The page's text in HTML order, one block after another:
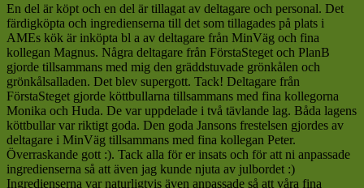
En del är köpt och en del är tillagat av deltagare och personal. Det
färdigköpta och ingredienserna till det som tillagades på plats i
AMEs kök är inköpta bl a av deltagare från MinVäg och fina
kollegan Magnus. Några deltagare från FörstaSteget och PlanB
gjorde tillsammans med mig den gräddstuvade grönkålen och
grönkålsalladen. Det blev supergott. Tack! Deltagare från
FörstaSteget gjorde köttbullarna tillsammans med fina kollegorna
Monika och Huda. De var uppdelade i två tävlande lag. Båda lagens
köttbullar var riktigt goda. Den goda Jansons frestelsen gjordes av
deltagare i MinVäg tillsammans med fina kollegan Peter.
Överraskande gott :). Tack alla för er insats och för att ni anpassade
ingredienserna så att även jag kunde njuta av julbordet :)
Ingredienserna var naturligtvis även anpassade så att våra fina